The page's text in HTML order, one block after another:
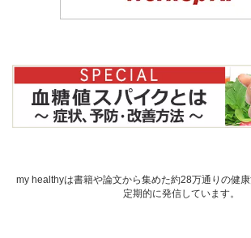
my healthyは書籍や論文から集めた約28万通りの健康
定期的に発信しています。